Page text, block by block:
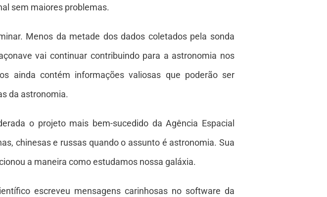
sem maiores problemas.
Menos da metade dos dados coletados pela sonda
vai continuar contribuindo para a astronomia nos
ainda contém informações valiosas que poderão ser
da astronomia.
o projeto mais bem-sucedido da Agência Espacial
chinesas e russas quando o assunto é astronomia. Sua
a maneira como estudamos nossa galáxia.
escreveu mensagens carinhosas no software da